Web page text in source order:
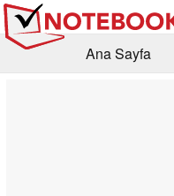
Ana Sayfa